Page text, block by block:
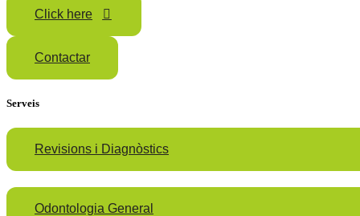
Click here
Contactar
Serveis
Revisions i Diagnòstics
Odontologia General